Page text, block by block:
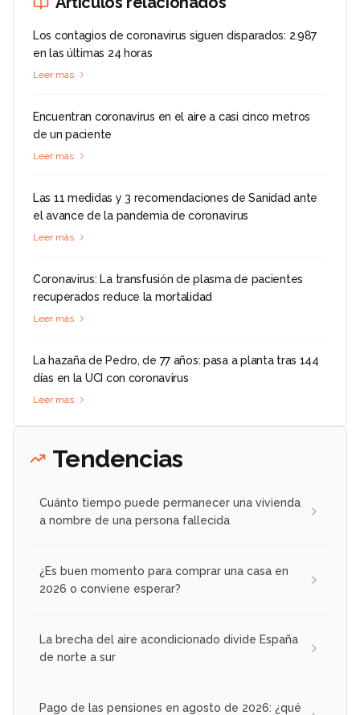
Los contagios de coronavirus siguen disparados: 2.987
en las últimas 24 horas
Leer más
Encuentran coronavirus en el aire a casi cinco metros
de un paciente
Leer más
Las 11 medidas y 3 recomendaciones de Sanidad ante
el avance de la pandemia de coronavirus
Leer más
Coronavirus: La transfusión de plasma de pacientes
recuperados reduce la mortalidad
Leer más
La hazaña de Pedro, de 77 años: pasa a planta tras 144
días en la UCI con coronavirus
Leer más
Tendencias
Cuánto tiempo puede permanecer una vivienda
a nombre de una persona fallecida
¿Es buen momento para comprar una casa en
2026 o conviene esperar?
La brecha del aire acondicionado divide España
de norte a sur
Pago de las pensiones en agosto de 2026: ¿qué